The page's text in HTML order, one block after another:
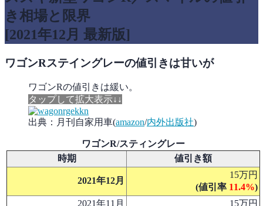
き相場と限界
[2021年12月 最新版]
ワゴンRステイングレーの値引きは甘いが
ワゴンRの値引きは緩い。
タップして拡大表示↓↓
出典：月刊自家用車(amazon/内外出版社)
ワゴンR/スティングレー
時期
値引き額
2021年12月
15万円
(値引率 11.4%)
2021年11月
15万円